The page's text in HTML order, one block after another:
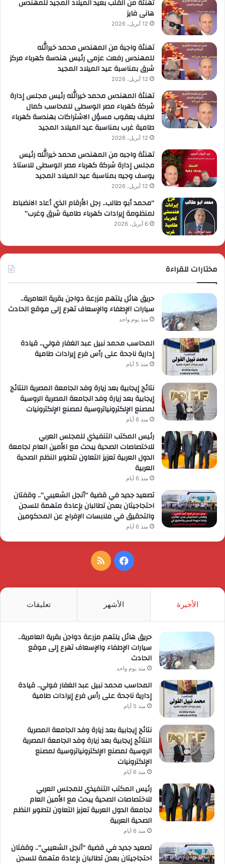
تهنئة من القلب بعيد الميلاد المجيد للمهندس
هانى فايز
12 أبريل، 2026
تهنئة واجبة من المهندس محمد خيرالله
للمهندس رفعت عزمى رئيس هندسة كهرباء مركز
شرق بمناسبة عيد الميلاد المجيد
12 أبريل، 2026
تهنئة المهندس محمد خيرالله رئيس مجلس إدارة
شركة كهرباء مصر الوسطى للمحاسب كمال
لطيف يعقوب مسؤل الاشتراكات بهندسة كهرباء
طامية غرب بمناسبة عيد الميلاد المجيد
12 أبريل، 2026
تهنئة واجبه من المهندس محمد خيرالله رئيس
مجلس إدارة شركة كهرباء مصر الوسطى للاستاذ
يوسف وجيه بمناسبة عيد الميلاد المجيد
12 أبريل، 2026
“محمد أبو طالب.. رجل الأرقام الذي أعاد الانضباط
لمنظومة إيرادات كهرباء طامية شرق وغرب”
6 أبريل، 2026
مختارات للقراءة
حريق هائل يلتهم مزرعة دواجن بقرية العامرية..
سيارات الإطفاء والإسعاف تهرع إلى موقع الحادث
منذ يوم واحد
المحاسب محمد نبيل عبد الغفار فولي.. قيادة
إدارية ناجحة على رأس فرع إيرادات طامية
منذ 5 أيام
نتائج إيجابية بعد زيارة وفد الجامعة المصرية النتائج
إيجابية بعد زيارة وفد الجامعة المصرية الروسية
لمصنع الإلكترونياتروسية لمصنع الإلكترونيات
منذ 6 أيام
رئيس المكتب التنفيذي للمجلس العربي
للاختصاصات الصحية يبحث مع الأمين العام لجامعة
الدول العربية تعزيز التعاون لتطوير النظم الصحية
العربية
منذ 6 أيام
تصعيد جديد في قضية “أنجل الشعيبي”.. وقفتان
احتجاجيتان بعدن تطالبان بإعادة متهمة للسجن
والتحقيق في ملابسات الإفراج عن المحكومين
منذ 6 أيام
فيسبوكملخص
الأخيرة الأشهر تعليقات
حريق هائل يلتهم مزرعة دواجن بقرية العامرية..
سيارات الإطفاء والإسعاف تهرع إلى موقع
الحادث
منذ يوم واحد
المحاسب محمد نبيل عبد الغفار فولي.. قيادة
إدارية ناجحة على رأس فرع إيرادات طامية
منذ 5 أيام
نتائج إيجابية بعد زيارة وفد الجامعة المصرية
النتائج إيجابية بعد زيارة وفد الجامعة المصرية
الروسية لمصنع الإلكترونياتروسية لمصنع
الإلكترونيات
منذ 6 أيام
رئيس المكتب التنفيذي للمجلس العربي
للاختصاصات الصحية يبحث مع الأمين العام
لجامعة الدول العربية تعزيز التعاون لتطوير النظم
الصحية العربية
منذ 6 أيام
تصعيد جديد في قضية “أنجل الشعيبي”.. وقفتان
احتجاجيتان بعدن تطالبان بإعادة متهمة للسجن